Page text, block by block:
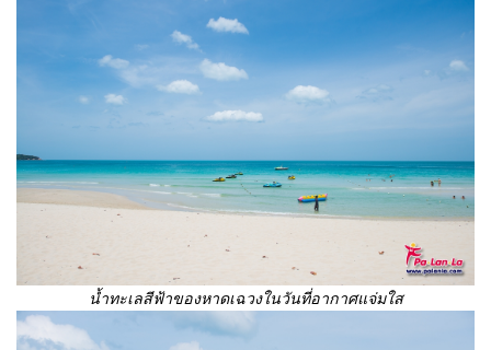
น้ำทะเลสีฟ้าของหาดเฉวงในวันที่อากาศแจ่มใส